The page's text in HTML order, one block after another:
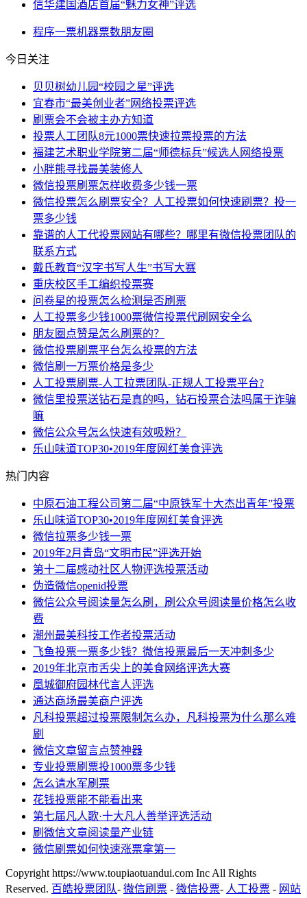
信华建国酒店首届“魅力女神”评选
程序一票机器票数朋友圈
今日关注
贝贝树幼儿园“校园之星”评选
宜春市“最美创业者”网络投票评选
刷票会不会被主办方知道
投票人工团队8元1000票快速拉票投票的方法
福建艺术职业学院第二届“师德标兵”候选人网络投票
小胖熊寻找最美装修人
微信投票刷票怎样收费多少钱一票
微信投票怎么刷票安全？人工投票如何快速刷票？投一
票多少钱
靠谱的人工代投票网站有哪些？哪里有微信投票团队的
联系方式
戴氏教育“汉字书写人生”书写大赛
重庆校区手工编织投票赛
问卷星的投票怎么检测是否刷票
人工投票多少钱1000票微信投票代刷网安全么
朋友圈点赞是怎么刷票的？
微信投票刷票平台怎么投票的方法
微信刷一万票价格是多少
人工投票刷票-人工拉票团队-正规人工投票平台?
微信里投票送钻石是真的吗，钻石投票合法吗属于诈骗
嘛
微信公众号怎么快速有效吸粉？
乐山味道TOP30•2019年度网红美食评选
热门内容
中原石油工程公司第二届“中原铁军十大杰出青年”投票
乐山味道TOP30•2019年度网红美食评选
微信拉票多少钱一票
2019年2月青岛“文明市民”评选开始
第十二届感动社区人物评选投票活动
伪造微信openid投票
微信公众号阅读量怎么刷，刷公众号阅读量价格怎么收
费
潮州最美科技工作者投票活动
飞鱼投票一票多少钱？微信投票最后一天冲刺多少
2019年北京市舌尖上的美食网络评选大赛
凰城御府园林代言人评选
通达商场最美商户评选
凡科投票超过投票限制怎么办，凡科投票为什么那么难
刷
微信文章留言点赞神器
专业投票刷票投1000票多少钱
怎么请水军刷票
花钱投票能不能看出来
第七届凡人歌·十大凡人善举评选活动
刷微信文章阅读量产业链
微信刷票如何快速涨票拿第一
Copyright https://www.toupiaotuandui.com Inc All Rights
Reserved. 百皓投票团队- 微信刷票 - 微信投票- 人工投票 - 网站